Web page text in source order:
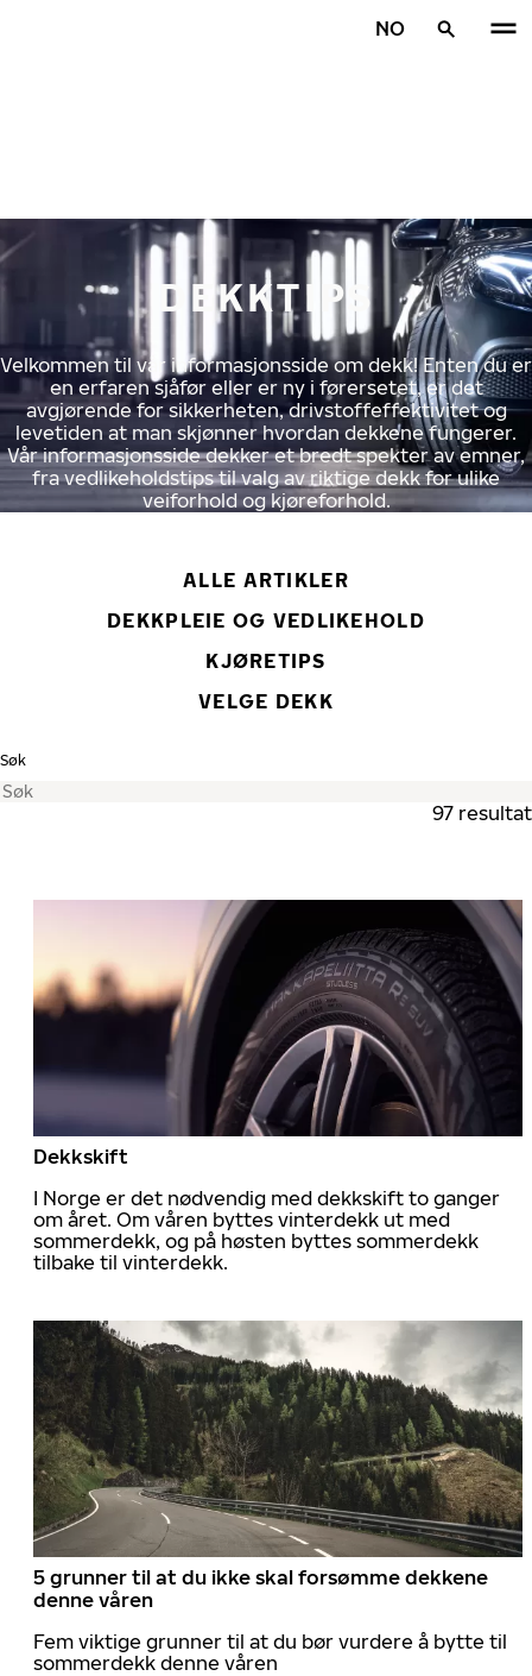
NO
DEKKTIPS
Velkommen til vår informasjonsside om dekk! Enten du er
en erfaren sjåfør eller er ny i førersetet, er det
avgjørende for sikkerheten, drivstoffeffektivitet og
levetiden at man skjønner hvordan dekkene fungerer.
Vår informasjonsside dekker et bredt spekter av emner,
fra vedlikeholdstips til valg av riktige dekk for ulike
veiforhold og kjøreforhold.
ALLE ARTIKLER
DEKKPLEIE OG VEDLIKEHOLD
KJØRETIPS
VELGE DEKK
Søk
97 resultat
Dekkskift
I Norge er det nødvendig med dekkskift to ganger
om året. Om våren byttes vinterdekk ut med
sommerdekk, og på høsten byttes sommerdekk
tilbake til vinterdekk.
5 grunner til at du ikke skal forsømme dekkene
denne våren
Fem viktige grunner til at du bør vurdere å bytte til
sommerdekk denne våren